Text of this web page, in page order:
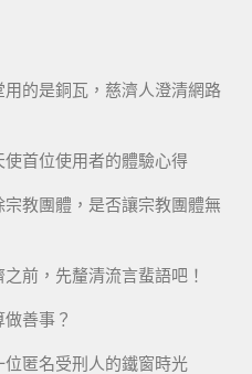
的是銅瓦，慈濟人澄清網路
使首位使用者的體驗心得
宗教團體，是否讓宗教團體無
前，先釐清流言蜚語吧！
善事？
匿名受刑人的鐵窗時光